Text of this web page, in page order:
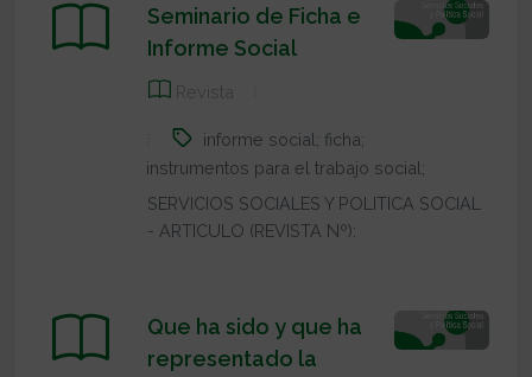
Seminario de Ficha e
Informe Social
Revista
informe social; ficha;
instrumentos para el trabajo social;
SERVICIOS SOCIALES Y POLITICA SOCIAL
- ARTICULO (REVISTA Nº):
Que ha sido y que ha
representado la